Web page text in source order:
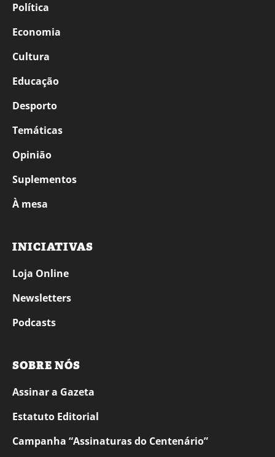
Política
Economia
Cultura
Educação
Desporto
Temáticas
Opinião
Suplementos
À mesa
INICIATIVAS
Loja Online
Newsletters
Podcasts
SOBRE NÓS
Assinar a Gazeta
Estatuto Editorial
Campanha “Assinaturas do Centenário”